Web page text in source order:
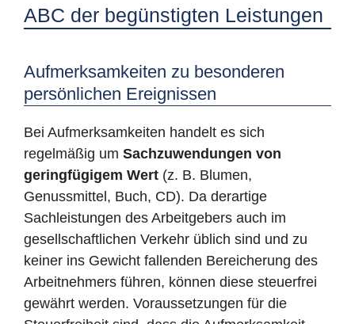
ABC der begünstigten Leistungen
Aufmerksamkeiten zu besonderen
persönlichen Ereignissen
Bei Aufmerksamkeiten handelt es sich
regelmäßig um Sachzuwendungen von
geringfügigem Wert (z. B. Blumen,
Genussmittel, Buch, CD). Da derartige
Sachleistungen des Arbeitgebers auch im
gesellschaftlichen Verkehr üblich sind und zu
keiner ins Gewicht fallenden Bereicherung des
Arbeitnehmers führen, können diese steuerfrei
gewährt werden. Voraussetzungen für die